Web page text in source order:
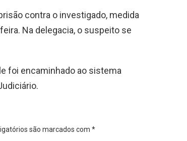
contra o investigado, medida
Na delegacia, o suspeito se
foi encaminhado ao sistema
são marcados com *